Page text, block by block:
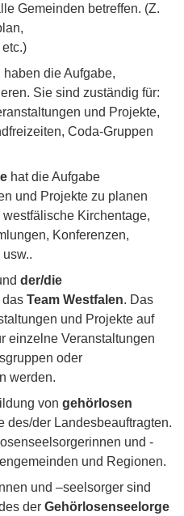
Gemeinden betreffen. (Z.
haben die Aufgabe,
Sie sind zuständig für:
und Projekte,
Coda-Gruppen
hat die Aufgabe
und Projekte zu planen
Kirchentage,
Konferenzen,
der/die
das Team Westfalen. Das
und Projekte auf
einzelne Veranstaltungen
oder
werden.
von gehörlosen
des/der Landesbeauftragten.
und -
und Regionen.
und –seelsorger sind
der Gehörlosenseelorge